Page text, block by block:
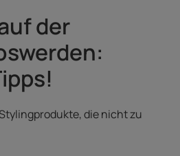
der
die nicht zu